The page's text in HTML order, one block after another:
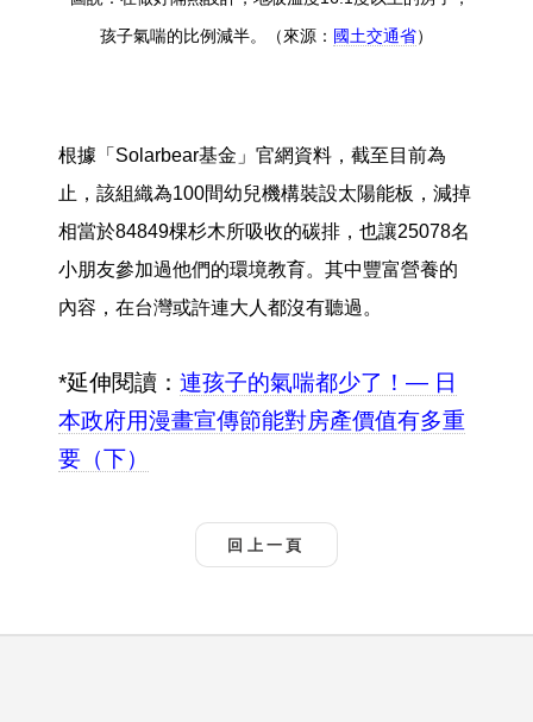
孩子氣喘的比例減半。（來源： 國土交通省）
根據「Solarbear基金」官網資料，截至目前為
止，該組織為100間幼兒機構裝設太陽能板，減掉
相當於84849棵杉木所吸收的碳排，也讓25078名
小朋友參加過他們的環境教育。其中豐富營養的
內容，在台灣或許連大人都沒有聽過。
*延伸閱讀： 連孩子的氣喘都少了！— 日
本政府用漫畫宣傳節能對房產價值有多重
要（下）